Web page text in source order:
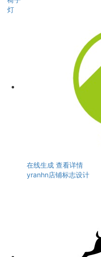
灯
在线生成 查看详情
yranhn店铺标志设计